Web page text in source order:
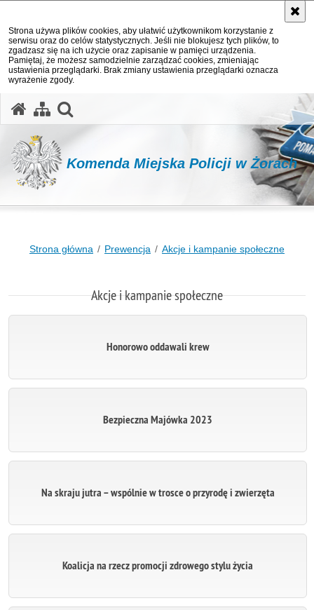
Strona używa plików cookies, aby ułatwić użytkownikom korzystanie z
serwisu oraz do celów statystycznych. Jeśli nie blokujesz tych plików, to
zgadzasz się na ich użycie oraz zapisanie w pamięci urządzenia.
Pamiętaj, że możesz samodzielnie zarządzać cookies, zmieniając
ustawienia przeglądarki. Brak zmiany ustawienia przeglądarki oznacza
wyrażenie zgody.
Komenda Miejska Policji w Żorach
Strona główna Prewencja Akcje i kampanie społeczne
Akcje i kampanie społeczne
Honorowo oddawali krew
Bezpieczna Majówka 2023
Na skraju jutra – wspólnie w trosce o przyrodę i zwierzęta
Koalicja na rzecz promocji zdrowego stylu życia